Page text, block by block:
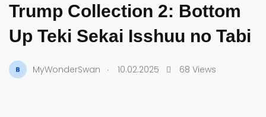
Trump Collection 2: Bottom
Up Teki Sekai Isshuu no Tabi
MyWonderSwan . 10.02.2025 68 Views